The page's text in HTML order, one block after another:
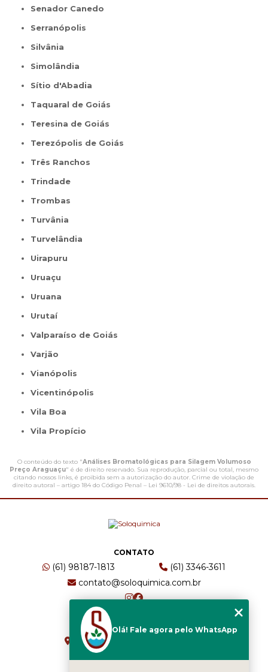
Senador Canedo
Serranópolis
Silvânia
Simolândia
Sítio d'Abadia
Taquaral de Goiás
Teresina de Goiás
Terezópolis de Goiás
Três Ranchos
Trindade
Trombas
Turvânia
Turvelândia
Uirapuru
Uruaçu
Uruana
Urutaí
Valparaíso de Goiás
Varjão
Vianópolis
Vicentinópolis
Vila Boa
Vila Propício
O conteúdo do texto "Análises Bromatológicas para Silagem Volumoso
Preço Araguaçu" é de direito reservado. Sua reprodução, parcial ou total, mesmo
citando nossos links, é proibida sem a autorização do autor. Crime de violação de
direito autoral – artigo 184 do Código Penal – Lei 9610/98 - Lei de direitos autorais.
CONTATO
(61) 98187-1813
(61) 3346-3611
contato@soloquimica.com.br
ENDEREÇO
CRS 511 Sul, Bl B, Sl 49 - Asa Sul
Brasília - DF - CEP: 70361-520
Olá! Fale agora pelo WhatsApp